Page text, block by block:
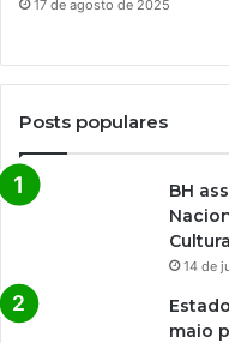
17 de agosto de 2025
Posts populares
BH
Cultura
14 de
maio